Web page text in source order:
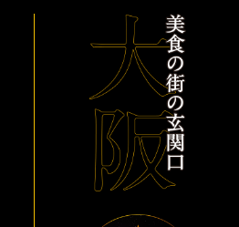
ベル THE SHOP
CELLAR」プレゼントキャン